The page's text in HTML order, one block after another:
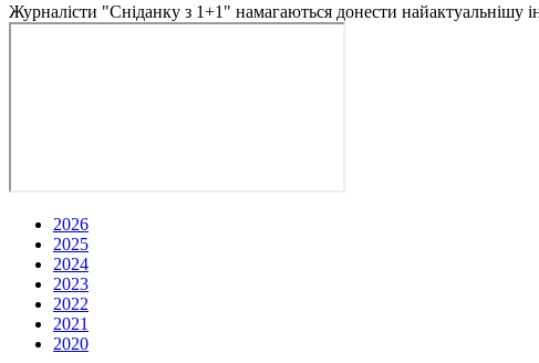
Журналісти "Сніданку з 1+1" намагаються донести найактуальнішу
2026
2025
2024
2023
2022
2021
2020